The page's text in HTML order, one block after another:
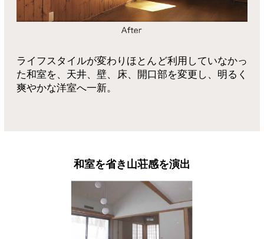
ライフスタイルが変わりほとんど利用していなかっ
た和室を、 天井、壁、床、開口部を変更し、明るく
爽やかな洋室へ一新。
和室を省き山荘感を演出